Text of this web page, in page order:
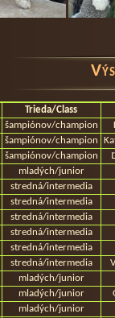
Trieda/Class
šampiónov/champion
šampiónov/champion
šampiónov/champion
mladých/junior
stredná/intermedia
stredná/intermedia
stredná/intermedia
stredná/intermedia
stredná/intermedia
stredná/intermedia
mladých/junior
mladých/junior
mladých/junior